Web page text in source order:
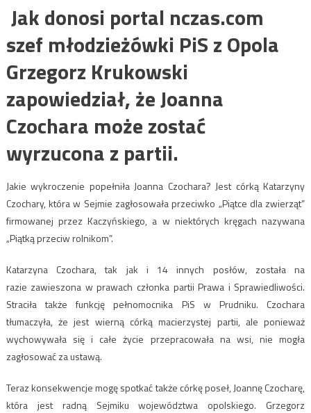
Jak donosi portal nczas.com
szef młodzieżówki PiS z Opola
Grzegorz Krukowski
zapowiedział, że Joanna
Czochara może zostać
wyrzucona z partii.
Jakie wykroczenie popełniła Joanna Czochara? Jest córką Katarzyny
Czochary, która w Sejmie zagłosowała przeciwko „Piątce dla zwierząt”
firmowanej przez Kaczyńskiego, a w niektórych kręgach nazywana
„Piątką przeciw rolnikom”.
Katarzyna Czochara, tak jak i 14 innych posłów, została na
razie zawieszona w prawach członka partii Prawa i Sprawiedliwości.
Straciła także funkcję pełnomocnika PiS w Prudniku. Czochara
tłumaczyła, że jest wierną córką macierzystej partii, ale ponieważ
wychowywała się i całe życie przepracowała na wsi, nie mogła
zagłosować za ustawą.
Teraz konsekwencje mogę spotkać także córkę poseł, Joannę Czocharę,
która jest radną Sejmiku województwa opolskiego. Grzegorz